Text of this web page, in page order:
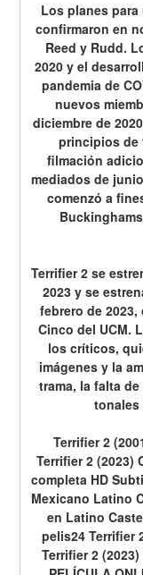
Los planes
confirmaron en
Reed y Rudd.
2020 y el
pandemia de
nuevos
diciembre de
principios de
filmación
mediados de
comenzó a
Terrifier 2 se
2023 y se
febrero de
Cinco del UCM.
los críticos,
imágenes y la
trama, la falta
tonales
Terrifier 2
Terrifier 2 (2023)
completa HD
Mexicano Latino
en Latino
pelis24 Terrifier
Terrifier 2